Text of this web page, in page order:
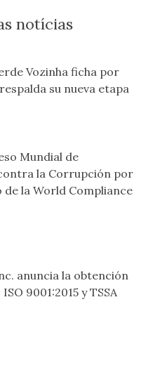
notícias
Vozinha ficha por
su nueva etapa
Mundial de
la Corrupción por
la World Compliance
anuncia la obtención
9001:2015 y TSSA